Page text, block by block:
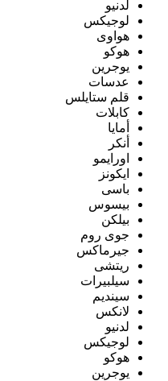
لدنيو
لوجيكس
هواوى
هوكو
يوجرين
عدسات
قلم ستايلس
كابلات
أمايا
أنكر
اورايمو
ايكونز
باسى
بيسوس
بيلكن
جوى روم
جيرماكس
ريتشى
سيلبيرات
سينديم
لانكس
لدنيو
لوجيكس
هوكو
يوجرين